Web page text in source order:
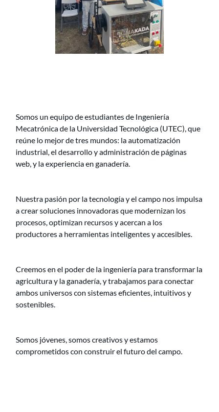
Somos un equipo de estudiantes de Ingeniería
Mecatrónica de la Universidad Tecnológica (UTEC), que
reúne lo mejor de tres mundos: la automatización
industrial, el desarrollo y administración de páginas
web, y la experiencia en ganadería.
Nuestra pasión por la tecnología y el campo nos impulsa
a crear soluciones innovadoras que modernizan los
procesos, optimizan recursos y acercan a los
productores a herramientas inteligentes y accesibles.
Creemos en el poder de la ingeniería para transformar la
agricultura y la ganadería, y trabajamos para conectar
ambos universos con sistemas eficientes, intuitivos y
sostenibles.
Somos jóvenes, somos creativos y estamos
comprometidos con construir el futuro del campo.